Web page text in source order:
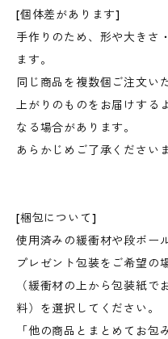
[個体差があります]
手作りのため、形や大きさ
ます。
同じ商品を複数個ご注文い
上がりのものをお届けする
なる場合があります。
あらかじめご了承ください
[梱包について]
使用済みの緩衝材や段ボー
プレゼント包装をご希望の
（緩衝材の上から包装紙
料）を選択してください。
「他の商品とまとめてお